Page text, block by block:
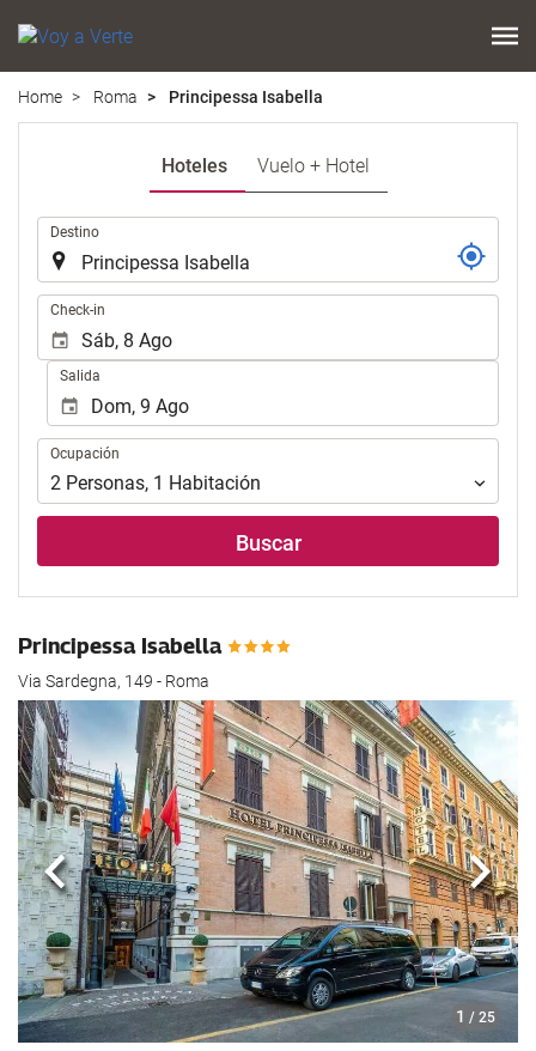
Home Roma Principessa Isabella
Hoteles Vuelo + Hotel
Destino
Check-in
Salida
Ocupación
Ocupación
2 Personas, 1 Habitación
Buscar
Principessa Isabella
Via Sardegna, 149 - Roma
1 / 25
Anterior